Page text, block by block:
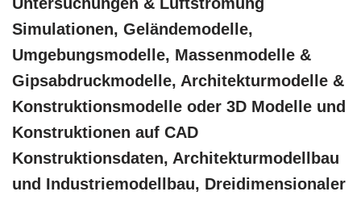
Simulationen, Geländemodelle,
Umgebungsmodelle, Massenmodelle &
Gipsabdruckmodelle, Architekturmodelle &
Konstruktionsmodelle oder 3D Modelle und
Konstruktionen auf CAD
Konstruktionsdaten, Architekturmodellbau
und Industriemodellbau, Dreidimensionaler